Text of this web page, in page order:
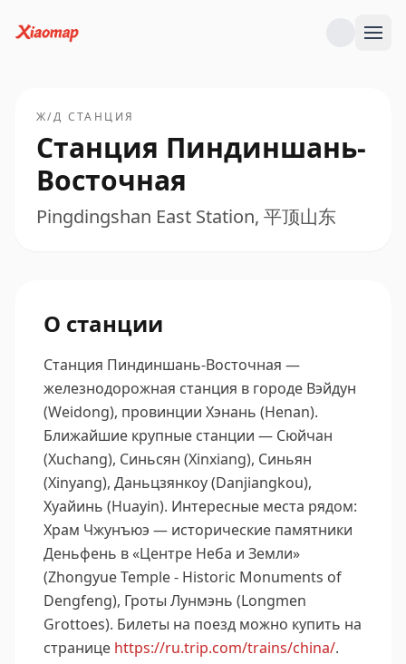
Ж/Д СТАНЦИЯ
Станция Пиндиншань-
Восточная
Pingdingshan East Station, 平顶山东
О станции
Станция Пиндиншань-Восточная —
железнодорожная станция в городе Вэйдун
(Weidong), провинции Хэнань (Henan).
Ближайшие крупные станции — Сюйчан
(Xuchang), Синьсян (Xinxiang), Синьян
(Xinyang), Даньцзянкоу (Danjiangkou),
Хуайинь (Huayin). Интересные места рядом:
Храм Чжунъюэ — исторические памятники
Деньфень в «Центре Неба и Земли»
(Zhongyue Temple - Historic Monuments of
Dengfeng), Гроты Лунмэнь (Longmen
Grottoes). Билеты на поезд можно купить на
странице https://ru.trip.com/trains/china/.